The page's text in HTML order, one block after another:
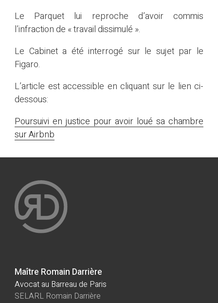
Le Parquet lui reproche d’avoir commis
l’infraction de « travail dissimulé ».
Le Cabinet a été interrogé sur le sujet par le
Figaro.
L’article est accessible en cliquant sur le lien ci-
dessous:
Poursuivi en justice pour avoir loué sa chambre
sur Airbnb
Maître Romain Darrière
Avocat au Barreau de Paris
SELARL Romain Darrière